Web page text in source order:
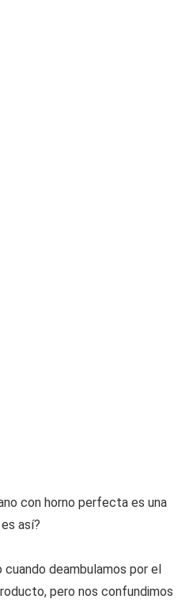
con horno perfecta es una
así?
deambulamos por el
pero nos confundimos